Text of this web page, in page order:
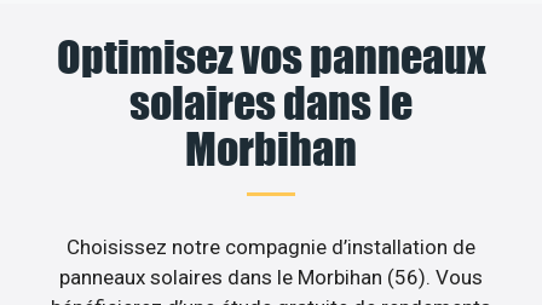
Optimisez vos panneaux
solaires dans le
Morbihan
Choisissez notre compagnie d’installation de
panneaux solaires dans le Morbihan (56). Vous